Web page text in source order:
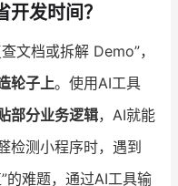
发时间？
文档或拆解 Demo”，
轮子上。使用AI工具
部分业务逻辑，AI就能
检测小程序时，遇到
的难题，通过AI工具输